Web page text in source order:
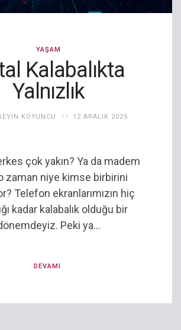
YAŞAM
Kalabalıkta
Yalnızlık
KOYUNCU 12 ARALIK 2025
çok yakın? Ya da madem
zaman niye kimse birbirini
Telefon ekranlarımızın hiç
kadar kalabalık olduğu bir
Peki ya...
DEVAMI